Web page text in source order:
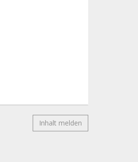
Inhalt melden